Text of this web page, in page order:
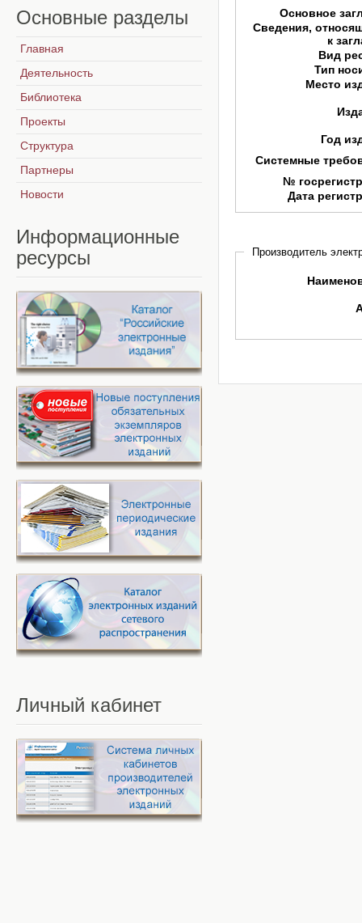
Основное
Сведения,
к
Вид
Тип
Место
Год
Системные
№
Дата
Производитель
Основные разделы
Главная
Деятельность
Библиотека
Проекты
Структура
Партнеры
Новости
Информационные
ресурсы
Личный кабинет